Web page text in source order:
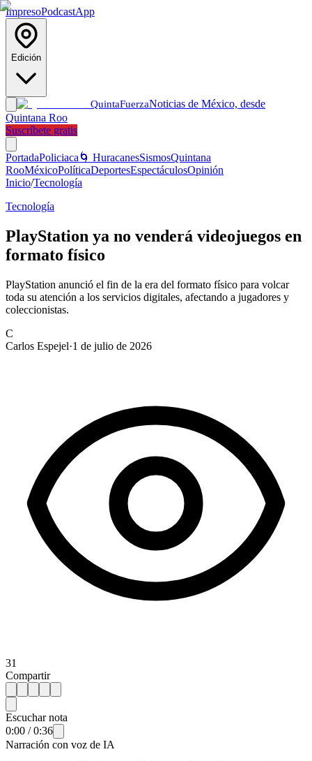
ImpresoPodcastApp
Edición
QuintaFuerzaNoticias de México, desde
Quintana Roo
Suscríbete gratis
PortadaPoliciaca 🌀 HuracanesSismosQuintana
RooMéxicoPolíticaDeportesEspectáculosOpinión
Inicio/Tecnología
Tecnología
PlayStation ya no venderá videojuegos en
formato físico
PlayStation anunció el fin de la era del formato físico para volcar
toda su atención a los servicios digitales, afectando a jugadores y
coleccionistas.
C
Carlos Espejel·1 de julio de 2026
31
Compartir
Escuchar nota
0:00 /0:36
Narración con voz de IA